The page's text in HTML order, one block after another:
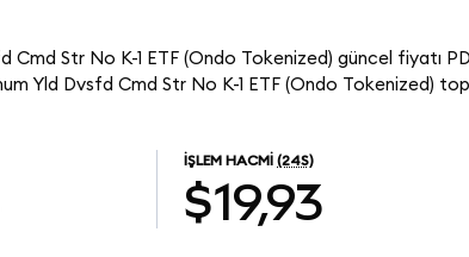
Str No K-1 ETF (Ondo Tokenized) güncel fiyatı
Yld Dvsfd Cmd Str No K-1 ETF (Ondo Tokenized)
İŞLEM HACMI (24S)
$19,93